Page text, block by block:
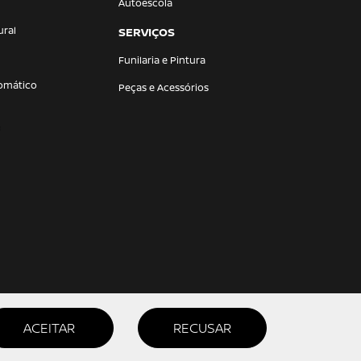
Autoescola
SERVIÇOS
Funilaria e Pintura
Peças e Acessórios
ACEITAR RECUSAR